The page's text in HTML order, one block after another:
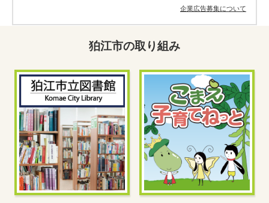
企業広告募集について
狛江市の取り組み